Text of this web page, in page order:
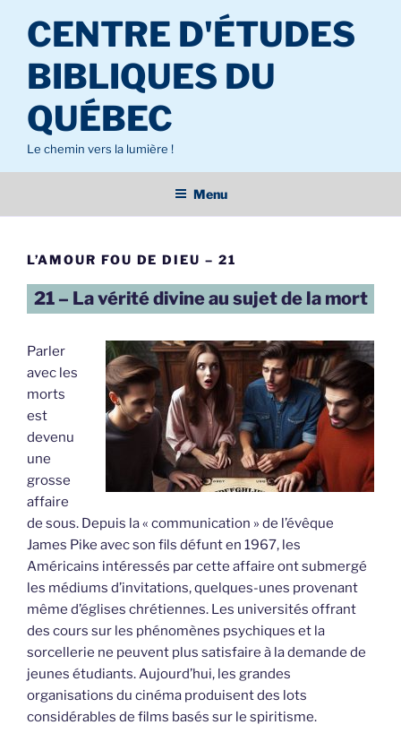
contenu
principal
CENTRE D'ÉTUDES
BIBLIQUES DU
QUÉBEC
Le chemin vers la lumière !
Menu
L’AMOUR FOU DE DIEU – 21
21 – La vérité divine au sujet de la mort
Parler
avec les
morts
est
devenu
une
grosse
affaire
de sous. Depuis la « communication » de l’évêque
James Pike avec son fils défunt en 1967, les
Américains intéressés par cette affaire ont submergé
les médiums d’invitations, quelques-unes provenant
même d’églises chrétiennes. Les universités offrant
des cours sur les phénomènes psychiques et la
sorcellerie ne peuvent plus satisfaire à la demande de
jeunes étudiants. Aujourd’hui, les grandes
organisations du cinéma produisent des lots
considérables de films basés sur le spiritisme.